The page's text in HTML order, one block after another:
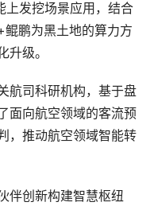
上发挖场景应用，结合
鹏为黑土地的算力方
升级。
航司科研机构，基于盘
面向航空领域的客流预
，推动航空领域智能转
伴创新构建智慧枢纽